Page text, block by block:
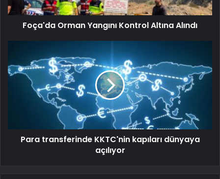
Foça'da Orman Yangını Kontrol Altına Alındı
Para transferinde KKTC'nin kapıları dünyaya
açılıyor